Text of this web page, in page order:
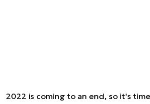
2022 is coming to an end, so it's